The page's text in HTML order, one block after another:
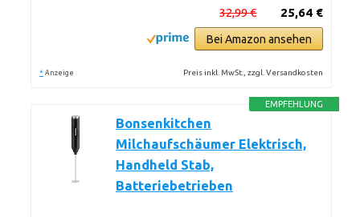
25,64 €
32,99 €
Bei Amazon ansehen
* Anzeige Preis inkl. MwSt., zzgl. Versandkosten
EMPFEHLUNG
Bonsenkitchen
Milchaufschäumer Elektrisch,
Handheld Stab,
Batteriebetrieben